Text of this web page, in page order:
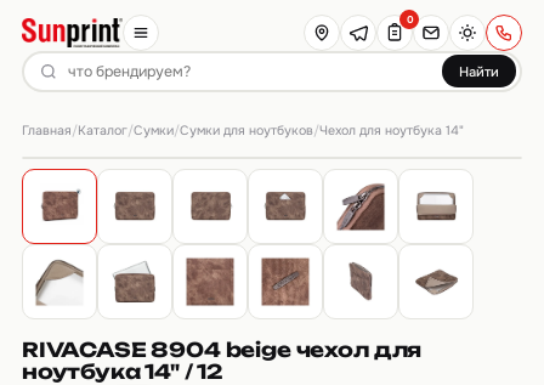
Найти
0
Главная/Каталог/Сумки/Сумки для ноутбуков/Чехол для ноутбука 14"
RIVACASE 8904 beige чехол для
ноутбука 14" / 12